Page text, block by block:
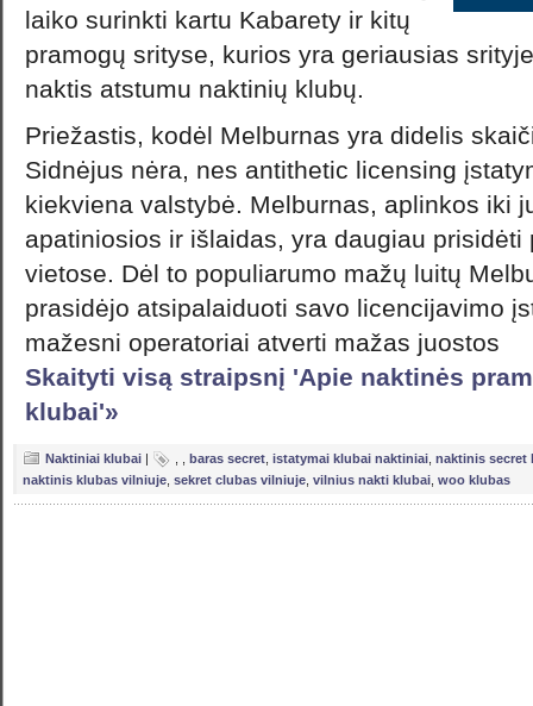
laiko surinkti kartu Kabarety ir kitų
pramogų srityse, kurios yra geriausias
naktis atstumu naktinių klubų.
Priežastis, kodėl Melburnas yra didelis
Sidnėjus nėra, nes antithetic licensing
kiekviena valstybė. Melburnas, aplinkos iki
apatiniosios ir išlaidas, yra daugiau prisidėti
vietose. Dėl to populiarumo mažų luitų
prasidėjo atsipalaiduoti savo licencijavimo
mažesni operatoriai atverti mažas juostos
Skaityti visą straipsnį 'Apie naktinės
klubai'»
Naktiniai klubai | baras secret istatymai klubai naktiniai naktinis secret
naktinis klubas vilniuje sekret clubas vilniuje vilnius nakti klubai woo klubas